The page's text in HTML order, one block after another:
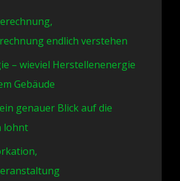
endlich verstehen
– wieviel Herstellenenergie
Gebäude
genauer Blick auf die
lohnt